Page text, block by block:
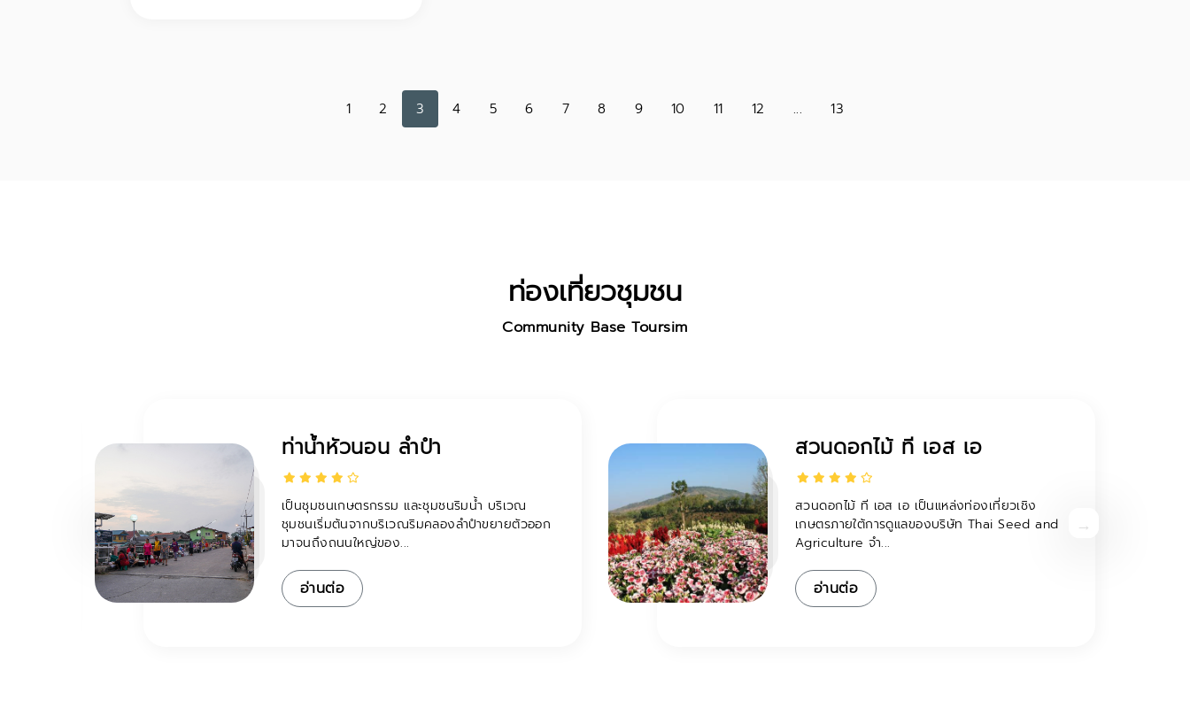
1 2 3 4 5 6 7 8 9 10 11 12 ... 13
ท่องเที่ยวชุมชน
Community Base Toursim
วิสาหกิจชุมชนตำลึงหวาน
วิสาหกิจชุมชนตำลึงหวาน เป็นกลุ่มวิสาหกิจชุมชนที่
รวมตัวกับขับเคลื่อนในเรื่องของการท่องเที่ยวโดย
ชุมชน...
อ่านต่อ
ชุมชนไตลื้อบ้านลวงเหนือ
ประวัติชุมชน สิบสองปันนาแดนเกิด ถิ่นกำเนิดเจ้า
สามฝั่งแกน ดินแดนคนไตลื้อ เลื่องลือวัฒนธรรม
อยู่ด...
อ่านต่อ